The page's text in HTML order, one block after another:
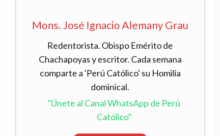
Mons. José Ignacio Alemany Grau
Redentorista. Obispo Emérito de
Chachapoyas y escritor. Cada semana
comparte a 'Perú Católico' su Homilía
dominical.
"Únete al Canal WhatsApp de Perú
Católico"